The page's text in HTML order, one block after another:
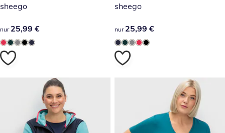
sheego
25,99 €
nur 25,99 €
sheego
25,99 €
nur 25,99 €